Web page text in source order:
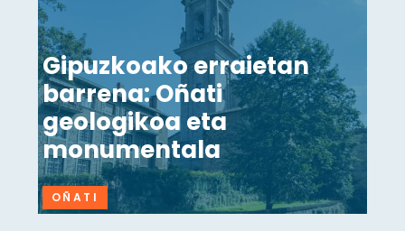
Gipuzkoako erraietan
barrena: Oñati
geologikoa eta
monumentala
OÑATI